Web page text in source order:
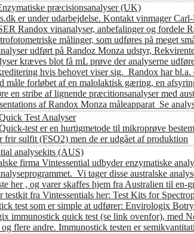
præcisionsanalyser (UK)
er under udarbejdelse. Kontakt vinmager
Randox vinanalyser, anbefalinger og fordele
målinger, som udføres på meget
udført på Randoz Monza udstyr,
kræves blot få mL prøve der analyserne
hvis behovet viser sig. Randox har
måle forløbet af en malolaktisk gæring, en
en stribe af lignende præcitionsanalyser med
af Randox Monza måleapparat Se
Test Analyser
test er en hurtigmetode til mikroprøve
frir sulfit (FSO2) men de er udgået af produktion
analysekits (AUS)
firma Vintessential udbyder enzymatiske
Vi tager disse australske
her , og varer skaffes hjem fra Australien til
testkit fra Vintessentials her: Test Kits for
test som er simple at udfører: Envirologix
immunostick quick test (se link ovenfor), med
flere andre. Immunostick testen er